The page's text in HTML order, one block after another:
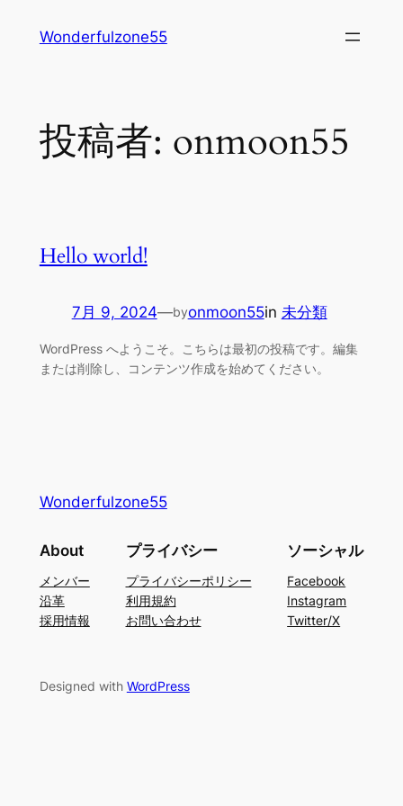
Wonderfulzone55
投稿者: onmoon55
Hello world!
7月 9, 2024—byonmoon55in 未分類
WordPress へようこそ。こちらは最初の投稿です。編集
または削除し、コンテンツ作成を始めてください。
Wonderfulzone55
About
メンバー
沿革
採用情報
プライバシー
プライバシーポリシー
利用規約
お問い合わせ
ソーシャル
Facebook
Instagram
Twitter/X
Designed with WordPress